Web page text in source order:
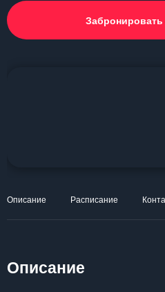
Описание Расписание
Описание